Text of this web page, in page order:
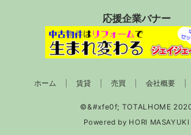
応援企業バナー
ホーム 賃貸 売買 会社概要
Powered by